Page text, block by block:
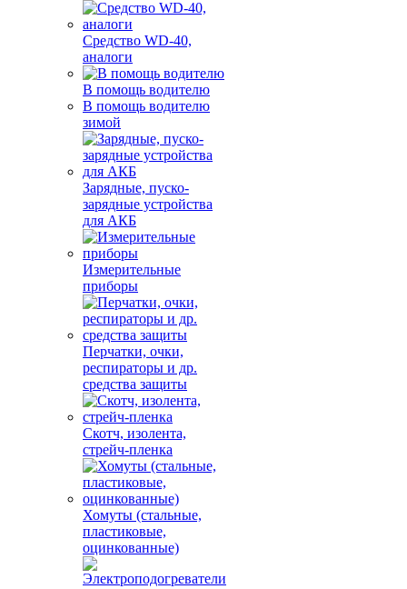
Средство WD-40,
аналоги
В помощь водителю
В помощь водителю
зимой
Зарядные, пуско-
зарядные устройства
для АКБ
Измерительные
приборы
Перчатки, очки,
респираторы и др.
средства защиты
Скотч, изолента,
стрейч-пленка
Хомуты (стальные,
пластиковые,
оцинкованные)